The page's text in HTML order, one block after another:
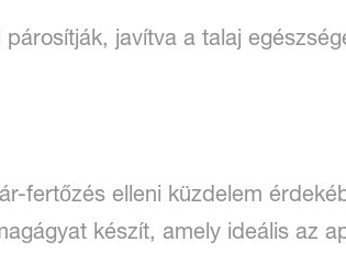
javítva a talaj
fertőzés elleni küzdelem
készít, amely ideális az